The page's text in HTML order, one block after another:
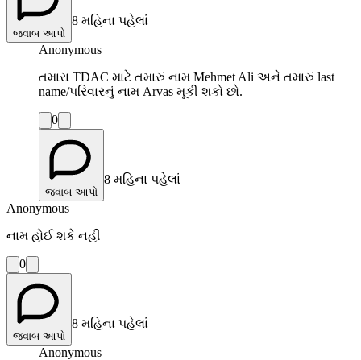
જવાબ આપો
8 મહિના પહેલાં
Anonymous
તમારા TDAC માટે તમારું નામ Mehmet Ali અને તમારું last
name/પરિવારનું નામ Arvas મૂકી શકો છો.
0
જવાબ આપો
8 મહિના પહેલાં
Anonymous
નામ હોઈ શકે નહીં
0
જવાબ આપો
8 મહિના પહેલાં
Anonymous